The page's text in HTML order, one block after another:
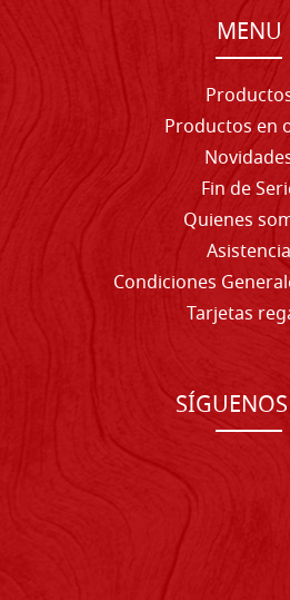
MENU
Productos en
Fin de
Quienes
Asistencia
Condiciones
Tarjetas